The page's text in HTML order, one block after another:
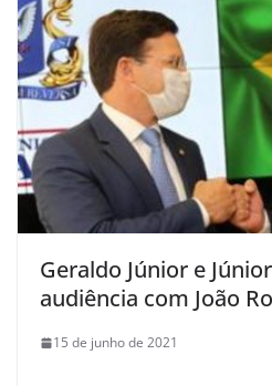
Geraldo Júnior e
audiência com João
15 de junho de 2021